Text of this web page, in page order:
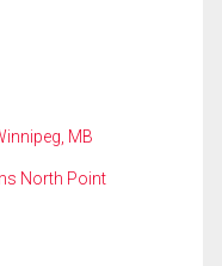
MB
North Point